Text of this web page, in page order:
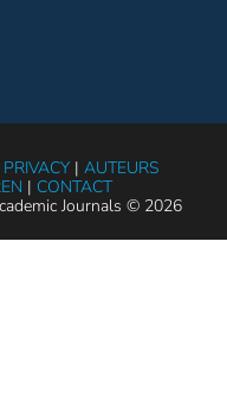
PRIVACY | AUTEURS
| CONTACT
Journals © 2026